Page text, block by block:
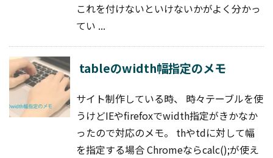
これを付けないといけないかがよく分かっ
てい ...
tableのwidth幅指定のメモ
サイト制作している時、 時々テーブルを使
うけどIEやfirefoxでwidth指定がきかなか
ったので対応のメモ。 thやtdに対して幅
を指定する場合 Chromeならcalc();が使え